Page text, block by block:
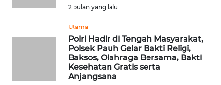
2 bulan yang lalu
Utama
Polri Hadir di Tengah Masyarakat,
Polsek Pauh Gelar Bakti Religi,
Baksos, Olahraga Bersama, Bakti
Kesehatan Gratis serta
Anjangsana